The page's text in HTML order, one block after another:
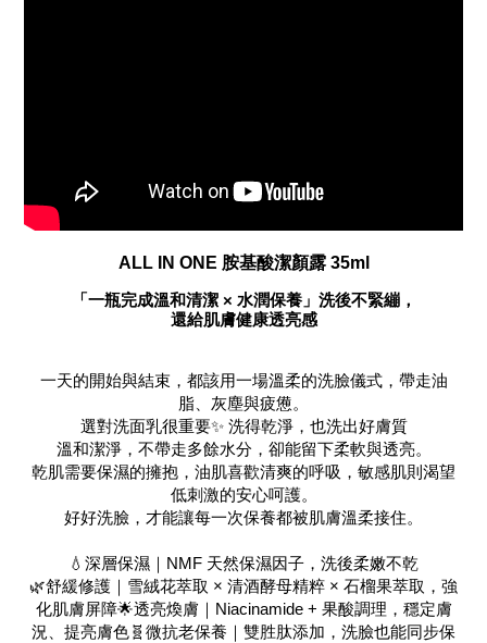
ALL IN ONE 胺基酸潔顏露 35ml
「一瓶完成溫和清潔 × 水潤保養」 洗後不緊繃，
還給肌膚健康透亮感
一天的開始與結束，都該用一場溫柔的洗臉儀式， 帶走油
脂、灰塵與疲憊。
選對洗面乳很重要✨ 洗得乾淨，也洗出好膚質
溫和潔淨，不帶走多餘水分，卻能留下柔軟與透亮。
乾肌需要保濕的擁抱，油肌喜歡清爽的呼吸，敏感肌則渴望
低刺激的安心呵護。
好好洗臉，才能讓每一次保養都被肌膚溫柔接住。
💧深層保濕｜NMF 天然保濕因子，洗後柔嫩不乾
🌿舒緩修護｜雪絨花萃取 × 清酒酵母精粹 × 石榴果萃取，強
化肌膚屏障🌟透亮煥膚｜Niacinamide + 果酸調理，穩定膚
況、提亮膚色🧬微抗老保養｜雙胜肽添加，洗臉也能同步保